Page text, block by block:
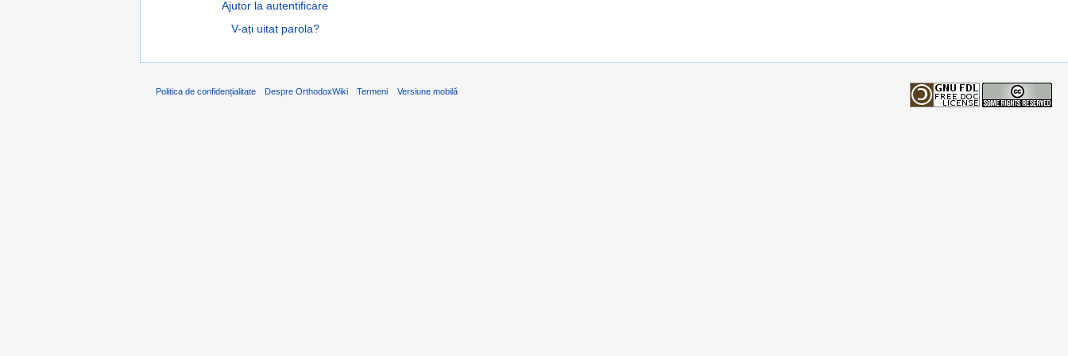
Ajutor la autentificare
V-ați uitat parola?
Politica de confidențialitate Despre OrthodoxWiki Termeni Versiune mobilă